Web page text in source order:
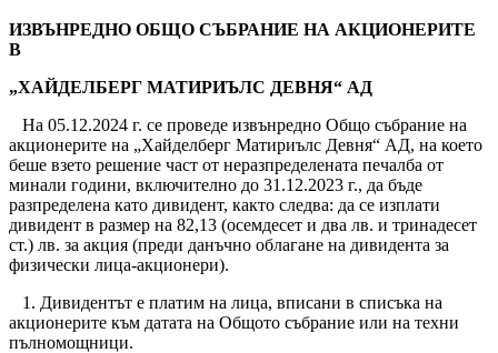
ИЗВЪНРЕДНО ОБЩО СЪБРАНИЕ НА АКЦИОНЕРИТЕ
В
„ХАЙДЕЛБЕРГ МАТИРИЪЛС ДЕВНЯ“ АД
На 05.12.2024 г. се проведе извънредно Общо събрание на
акционерите на „Хайделберг Матириълс Девня“ АД, на което
беше взето решение част от неразпределената печалба от
минали години, включително до 31.12.2023 г., да бъде
разпределена като дивидент, както следва: да се изплати
дивидент в размер на 82,13 (осемдесет и два лв. и тринадесет
ст.) лв. за акция (преди данъчно облагане на дивидента за
физически лица-акционери).
1. Дивидентът е платим на лица, вписани в списъка на
акционерите към датата на Общото събрание или на техни
пълномощници.